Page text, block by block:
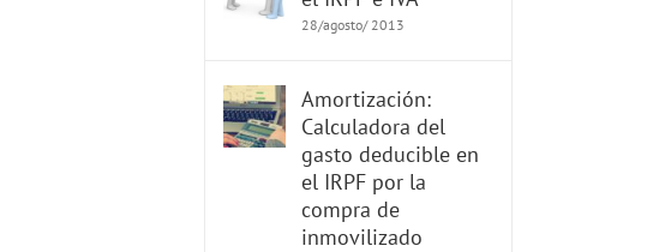
28/agosto/ 2013
Amortización:
Calculadora del
gasto deducible en
el IRPF por la
compra de
inmovilizado